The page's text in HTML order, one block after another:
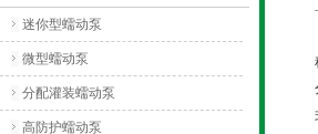
迷你型蠕动泵
微型蠕动泵
分配灌装蠕动泵
高防护蠕动泵